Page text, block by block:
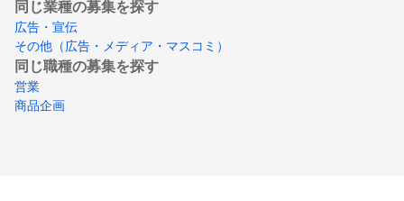
同じ業種の募集を探す
広告・宣伝
その他（広告・メディア・マスコミ）
同じ職種の募集を探す
営業
商品企画